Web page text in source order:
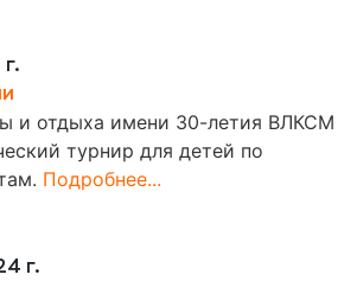
и отдыха имени 30-летия ВЛКСМ
турнир для детей по
Подробнее...
г.